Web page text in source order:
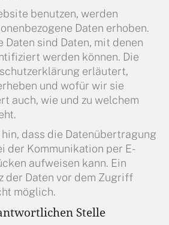
benutzen, werden
Daten erhoben.
Daten sind Daten, mit denen
werden können. Die
erläutert,
und wofür wir sie
auch, wie und zu welchem
dass die Datenübertragung
der Kommunikation per E-
aufweisen kann. Ein
der Daten vor dem Zugriff
möglich.
Stelle